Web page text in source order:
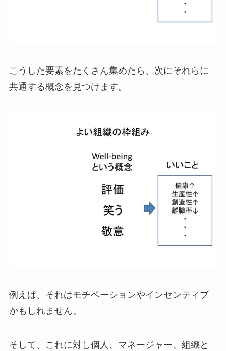
こうした要素をたくさん集めたら、次にそれらに
共通する概念を見つけます。
例えば、それはモチベーションやインセンティブ
かもしれません。
そして、これに対し個人、マネージャー、組織と